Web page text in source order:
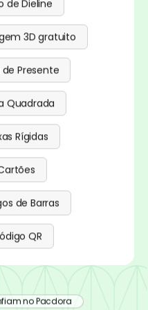
de Dieline
3D gratuito
Presente
Quadrada
Rígidas
de Barras
QR
no Pacdora